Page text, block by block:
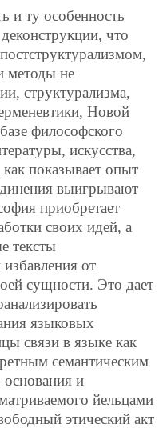
и ту особенность
что
методы не
структурализма,
Новой
философского
искусства,
показывает опыт
выигрывают
приобретает
своих идей, а
тексты
от
сущности. Это дает
языковых
связи в языке как
семантическим
основания и
йельцами
этический акт